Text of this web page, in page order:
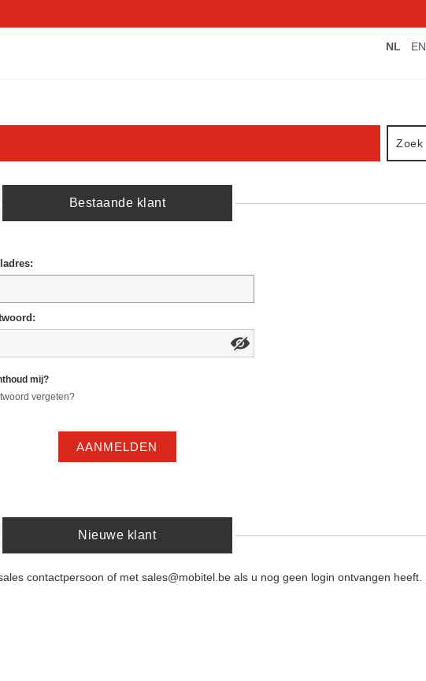
NL EN
Bestaande klant
mij?
vergeten?
AANMELDEN
Nieuwe klant
contactpersoon of met sales@mobitel.be als u nog geen login ontvangen heeft.